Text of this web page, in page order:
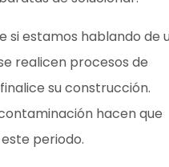
si estamos hablando de
realicen procesos de
su construcción.
hacen que
periodo.